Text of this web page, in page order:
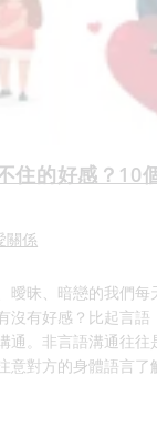
住的好感？10
關係
曖昧、暗戀的我們每
沒有好感？比起言語
通。非言語溝通往往
意對方的身體語言了